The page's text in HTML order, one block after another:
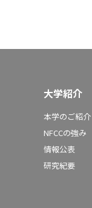
大学紹介
本学のご紹介
NFCCの強み
情報公表
研究紀要